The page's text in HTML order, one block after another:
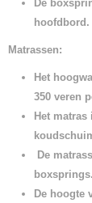
De
hoofdbord.
Matrassen:
Het
350 veren
Het
De
boxsprings.
De hoogte